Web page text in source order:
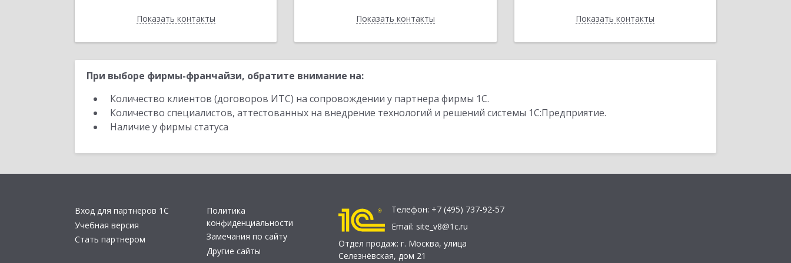
Показать контакты
Назад Показать контакты
Назад Показать контакты
Назад
При выборе фирмы-франчайзи, обратите внимание на:
Количество клиентов (договоров ИТС) на сопровождении у партнера фирмы 1С.
Количество специалистов, аттестованных на внедрение технологий и решений системы 1С:Предприятие.
Наличие у фирмы статуса
Вход для партнеров 1С
Учебная версия
Стать партнером
Политика
конфиденциальности
Замечания по сайту
Другие сайты
Телефон: +7 (495) 737-92-57
Email: site_v8@1c.ru
Отдел продаж: г. Москва, улица
Селезнёвская, дом 21